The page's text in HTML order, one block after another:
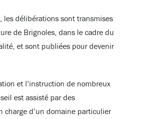
les délibérations sont transmises
de Brignoles, dans le cadre du
et sont publiées pour devenir
et l’instruction de nombreux
est assisté par des
charge d’un domaine particulier